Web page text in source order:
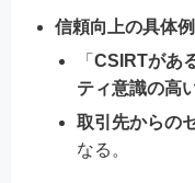
信頼向上の具体例
「 CSIRTがあ
ティ意識の高
取引先からの
なる。